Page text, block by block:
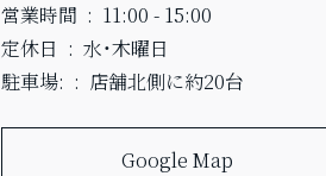
営業時間
11:00 - 15:00
定休日
水・木曜日
駐車場:
店舗北側に約20台
Google Map